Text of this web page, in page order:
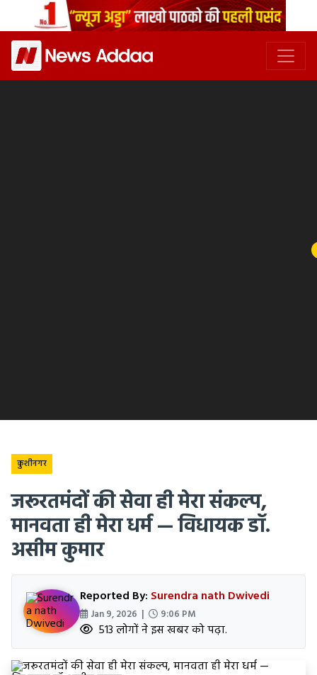
कुशीनगर
जरूरतमंदों की सेवा ही मेरा संकल्प,
मानवता ही मेरा धर्म — विधायक डॉ.
असीम कुमार
Reported By: Surendra nath Dwivedi
Jan 9, 2026 | 9:06 PM
513 लोगों ने इस खबर को पढ़ा.